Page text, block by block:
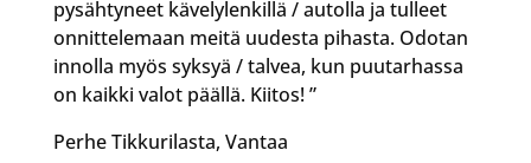
pysähtyneet kävelylenkillä / autolla ja tulleet
onnittelemaan meitä uudesta pihasta. Odotan
innolla myös syksyä / talvea, kun puutarhassa
on kaikki valot päällä. Kiitos! ”
Perhe Tikkurilasta, Vantaa